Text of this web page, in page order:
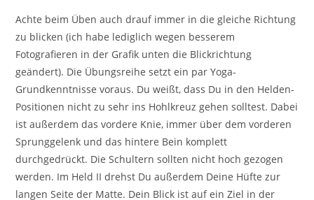
Achte beim Üben auch drauf immer in die gleiche Richtung
zu blicken (ich habe lediglich wegen besserem
Fotografieren in der Grafik unten die Blickrichtung
geändert). Die Übungsreihe setzt ein par Yoga-
Grundkenntnisse voraus. Du weißt, dass Du in den Helden-
Positionen nicht zu sehr ins Hohlkreuz gehen solltest. Dabei
ist außerdem das vordere Knie, immer über dem vorderen
Sprunggelenk und das hintere Bein komplett
durchgedrückt. Die Schultern sollten nicht hoch gezogen
werden. Im Held II drehst Du außerdem Deine Hüfte zur
langen Seite der Matte. Dein Blick ist auf ein Ziel in der